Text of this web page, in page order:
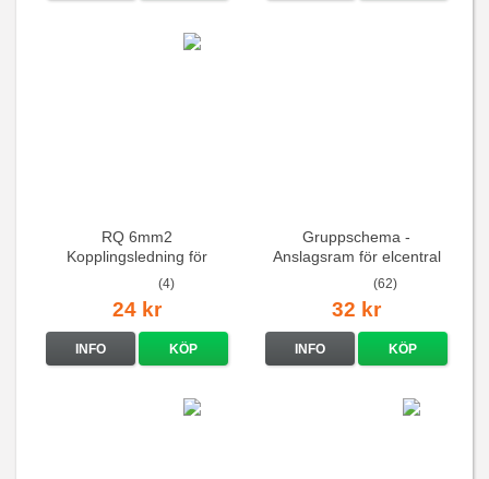
RQ 6mm2
Kopplingsledning för
elcentraler mm
(4)
24 kr
INFO KÖP
Gruppschema -
Anslagsram för elcentral
(62)
32 kr
INFO KÖP